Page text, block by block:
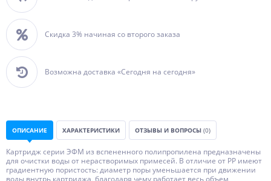
Скидка 3% начиная со второго заказа
Возможна доставка «Сегодня на сегодня»
ОПИСАНИЕ ХАРАКТЕРИСТИКИ ОТЗЫВЫ И ВОПРОСЫ (0)
Картридж серии ЭФМ из вспененного полипропилена предназначены
для очистки воды от нерастворимых примесей. В отличие от PP имеют
градиентную пористость: диаметр поры уменьшается при движении
воды внутрь картриджа, благодаря чему работает весь объем